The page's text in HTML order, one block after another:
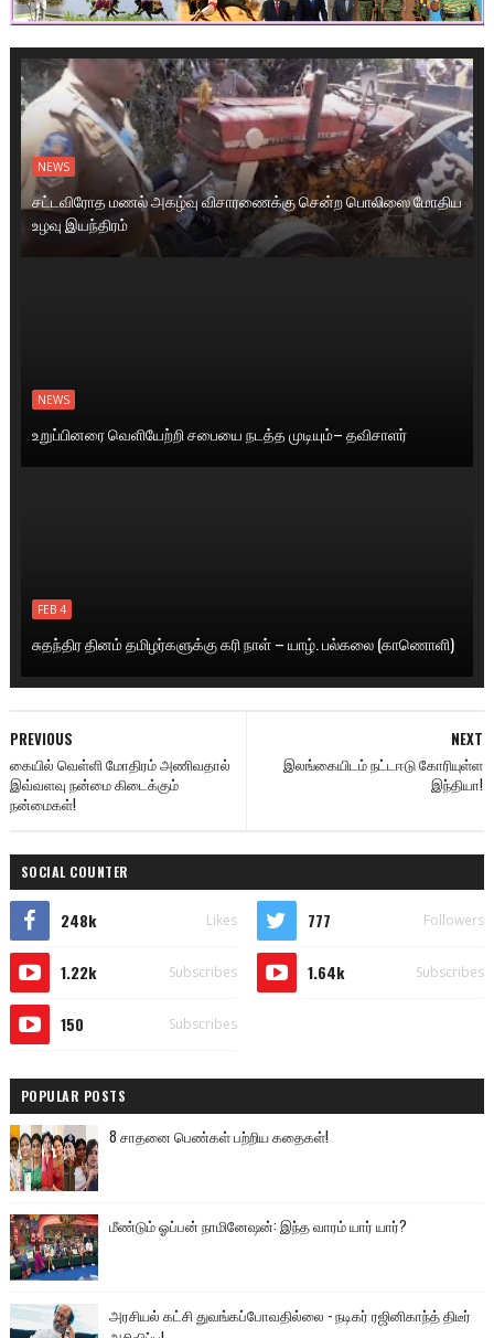
NEWS
சட்டவிரோத மணல் அகழ்வு விசாரணைக்கு சென்ற பொலிஸை மோதிய
உழவு இயந்திரம்
NEWS
உறுப்பினரை வெளியேற்றி சபையை நடத்த முடியும்– தவிசாளர்
FEB 4
சுதந்திர தினம் தமிழர்களுக்கு கரி நாள் – யாழ். பல்கலை (காணொளி)
NEXT
இலங்கையிடம் நட்டஈடு கோரியுள்ள
இந்தியா!
PREVIOUS
கையில் வெள்ளி மோதிரம் அணிவதால்
இவ்வளவு நன்மை கிடைக்கும்
நன்மைகள்!
SOCIAL COUNTER
248k Likes 777 Followers
1.22k Subscribes 1.64k Subscribes
150 Subscribes
POPULAR POSTS
8 சாதனை பெண்கள் பற்றிய கதைகள்!
மீண்டும் ஓப்பன் நாமினேஷன்: இந்த வாரம் யார் யார்?
அரசியல் கட்சி துவங்கப்போவதில்லை - நடிகர் ரஜினிகாந்த் திடீர்